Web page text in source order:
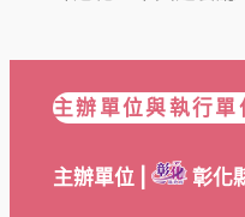
主辦單位與執行單
主辦單位 | 彰化